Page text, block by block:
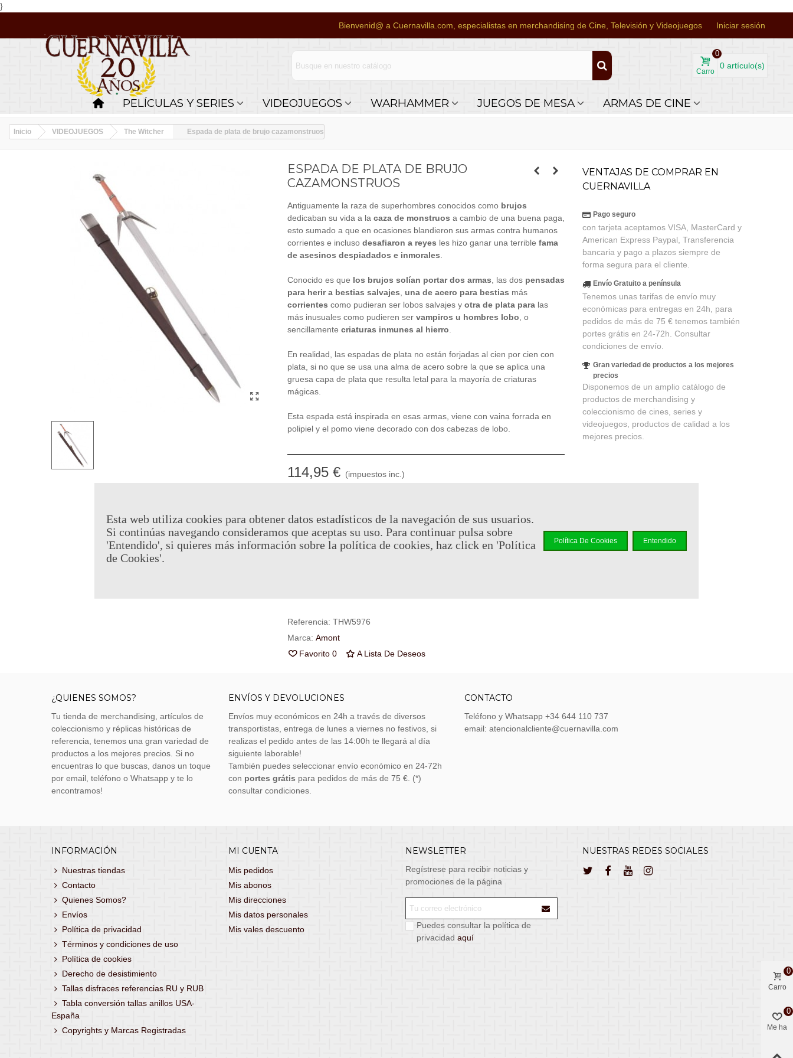
}
Bienvenid@ a Cuernavilla.com, especialistas en merchandising de Cine, Televisión y Videojuegos Iniciar sesión
Carro
0
0 artículo(s)
PELÍCULAS Y SERIES VIDEOJUEGOS WARHAMMER JUEGOS DE MESA ARMAS DE CINE
Inicio VIDEOJUEGOS The Witcher Espada de plata de brujo cazamonstruos
ESPADA DE PLATA DE BRUJO
CAZAMONSTRUOS
Antiguamente la raza de superhombres conocidos como brujos
dedicaban su vida a la caza de monstruos a cambio de una buena paga,
esto sumado a que en ocasiones blandieron sus armas contra humanos
corrientes e incluso desafiaron a reyes les hizo ganar una terrible fama
de asesinos despiadados e inmorales
Conocido es que los brujos solían portar dos armas , las dos pensadas
para herir a bestias salvajes
una de acero para bestias más
corrientes como pudieran ser lobos salvajes y otra de plata paralas
más inusuales como pudieren ser vampiros u hombres lobo , o
sencillamente criaturas inmunes al hierro
En realidad, las espadas de plata no están forjadas al cien por cien con
plata, si no que se usa una alma de acero sobre la que se aplica una
gruesa capa de plata que resulta letal para la mayoría de criaturas
mágicas.
Esta espada está inspirada en esas armas, viene con vaina forrada en
polipiel y el pomo viene decorado con dos cabezas de lobo.
114,95 € (impuestos inc.)
- + Añadir Al Carrito Código QR Compartir
Referencia: THW5976
Marca: Amont
Favorito 0 A Lista De Deseos
VENTAJAS DE COMPRAR EN
CUERNAVILLA
Pago seguro
con tarjeta aceptamos VISA, MasterCard y
American Express Paypal, Transferencia
bancaria y pago a plazos siempre de
forma segura para el cliente.
Envío Gratuito a península
Tenemos unas tarifas de envío muy
económicas para entregas en 24h, para
pedidos de más de 75 € tenemos también
portes grátis en 24-72h. Consultar
condiciones de envío.
Gran variedad de productos a los mejores
precios
Disponemos de un amplio catálogo de
productos de merchandising y
coleccionismo de cines, series y
videojuegos, productos de calidad a los
mejores precios.
¿QUIENES SOMOS?
Tu tienda de merchandising, artículos de
coleccionismo y réplicas históricas de
referencia, tenemos una gran variedad de
productos a los mejores precios. Si no
encuentras lo que buscas, danos un toque
por email, teléfono o Whatsapp y te lo
encontramos!
ENVÍOS Y DEVOLUCIONES
Envíos muy económicos en 24h a través de diversos
transportistas, entrega de lunes a viernes no festivos, si
realizas el pedido antes de las 14:00h te llegará al día
siguiente laborable!
También puedes seleccionar envío económico en 24-72h
con portes grátis para pedidos de más de 75 €. (*)
consultar condiciones.
CONTACTO
Teléfono y Whatsapp +34 644 110 737
email: atencionalcliente@cuernavilla.com
INFORMACIÓN
Nuestras tiendas
Contacto
Quienes Somos?
Envíos
Política de privacidad
Términos y condiciones de uso
Política de cookies
Derecho de desistimiento
Tallas disfraces referencias RU y RUB
Tabla conversión tallas anillos USA-
España
Copyrights y Marcas Registradas
MI CUENTA
Mis pedidos
Mis abonos
Mis direcciones
Mis datos personales
Mis vales descuento
NEWSLETTER
Regístrese para recibir noticias y
promociones de la página
Puedes consultar la política de
privacidad aquí
NUESTRAS REDES SOCIALES
Carro
0
Me ha
0
Esta web utiliza cookies para obtener datos estadísticos de la navegación de sus usuarios.
Si continúas navegando consideramos que aceptas su uso. Para continuar pulsa sobre
'Entendido', si quieres más información sobre la política de cookies, haz click en 'Política
de Cookies'.
Política De Cookies Entendido